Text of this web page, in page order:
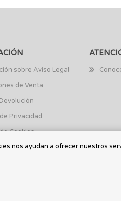
sobre Aviso Legal
de Venta
Privacidad
Cookies
nos ayudan a ofrecer nuestros